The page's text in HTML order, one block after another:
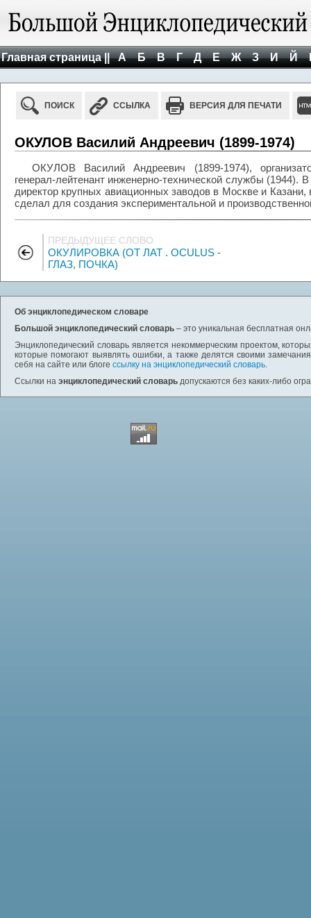
Главная страница || А Б В Г Д Е Ж З И Й
ПОИСК ССЫЛКА ВЕРСИЯ ДЛЯ ПЕЧАТИ
ОКУЛОВ Василий Андреевич (1899-1974)
ОКУЛОВ Василий Андреевич (1899-1974),
генерал-лейтенант инженерно-технической службы (1944).
директор крупных авиационных заводов в Москве и
сделал для создания экспериментальной и
ПРЕДЫДУЩЕЕ СЛОВО
ОКУЛИРОВКА (ОТ ЛАТ . OCULUS -
ГЛАЗ, ПОЧКА)
Об энциклопедическом словаре
Большой энциклопедический словарь – это уникальная бесплатная
Энциклопедический словарь является некоммерческим проектом,
которые помогают выявлять ошибки, а также делятся своими
себя на сайте или блоге ссылку на энциклопедический словарь.
Ссылки на энциклопедический словарь допускаются без каких-либо